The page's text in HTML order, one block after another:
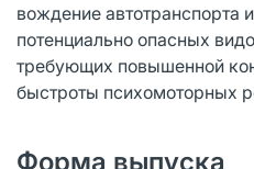
вождение автотранспорта
потенциально опасных
требующих повышенной
быстроты психомоторных
Форма выпуска